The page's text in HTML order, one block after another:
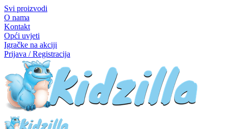
Svi proizvodi
O nama
Kontakt
Opći uvjeti
Igračke na akciji
Prijava / Registracija